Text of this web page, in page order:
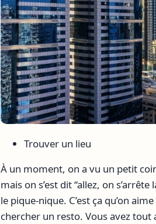
Trouver un lieu
À un moment, on a vu un petit
mais on s’est dit “allez, on
le pique-nique. C’est ça qu’on
chercher un resto. Vous avez